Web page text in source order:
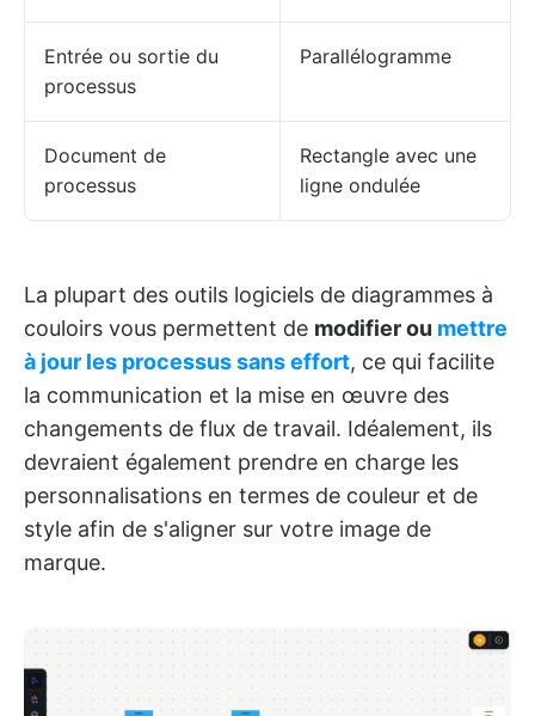
Entrée ou sortie du
processus
Parallélogramme
Document de
processus
Rectangle avec une
ligne ondulée
La plupart des outils logiciels de diagrammes à
couloirs vous permettent de modifier ou mettre
à jour les processus sans effort, ce qui facilite
la communication et la mise en œuvre des
changements de flux de travail. Idéalement, ils
devraient également prendre en charge les
personnalisations en termes de couleur et de
style afin de s'aligner sur votre image de
marque.